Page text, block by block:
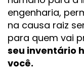
engenharia,
na causa raiz
para quem vai
seu inventário
você.